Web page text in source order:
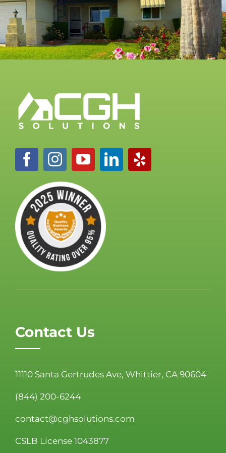
Contact Us
11110 Santa Gertrudes Ave, Whittier, CA 90604
(844) 200-6244
contact@cghsolutions.com
CSLB License 1043877